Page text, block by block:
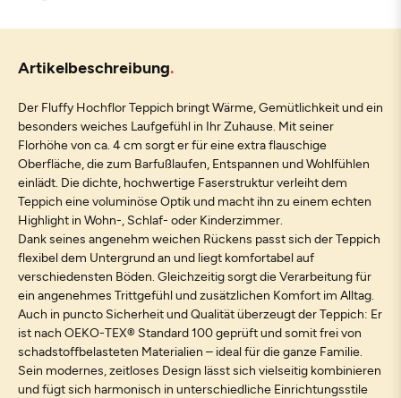
Artikelbeschreibung
Der Fluffy Hochflor Teppich bringt Wärme, Gemütlichkeit und ein
besonders weiches Laufgefühl in Ihr Zuhause. Mit seiner
Florhöhe von ca. 4 cm sorgt er für eine extra flauschige
Oberfläche, die zum Barfußlaufen, Entspannen und Wohlfühlen
einlädt. Die dichte, hochwertige Faserstruktur verleiht dem
Teppich eine voluminöse Optik und macht ihn zu einem echten
Highlight in Wohn-, Schlaf- oder Kinderzimmer.
Dank seines angenehm weichen Rückens passt sich der Teppich
flexibel dem Untergrund an und liegt komfortabel auf
verschiedensten Böden. Gleichzeitig sorgt die Verarbeitung für
ein angenehmes Trittgefühl und zusätzlichen Komfort im Alltag.
Auch in puncto Sicherheit und Qualität überzeugt der Teppich: Er
ist nach OEKO-TEX® Standard 100 geprüft und somit frei von
schadstoffbelasteten Materialien – ideal für die ganze Familie.
Sein modernes, zeitloses Design lässt sich vielseitig kombinieren
und fügt sich harmonisch in unterschiedliche Einrichtungsstile